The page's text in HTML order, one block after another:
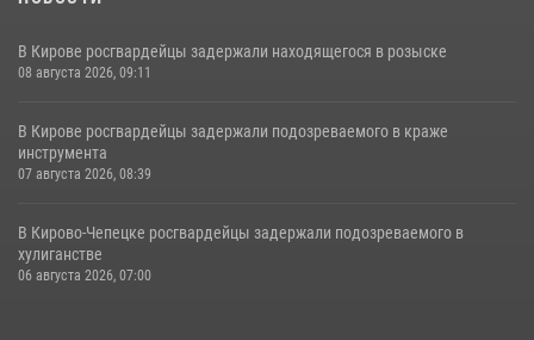
В Кирове росгвардейцы задержали находящегося в розыске
08 августа 2026, 09:11
В Кирове росгвардейцы задержали подозреваемого в краже
инструмента
07 августа 2026, 08:39
В Кирово-Чепецке росгвардейцы задержали подозреваемого в
хулиганстве
06 августа 2026, 07:00